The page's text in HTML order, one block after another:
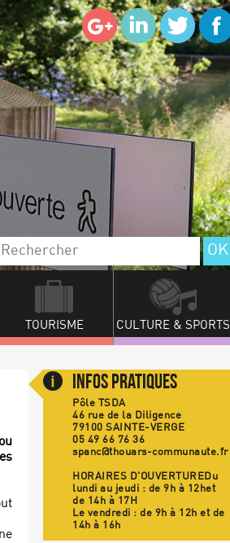
TOURISME CULTURE & SPORTS
Infos Pratiques
Pôle TSDA
46 rue de la Diligence
79100 SAINTE-VERGE
05 49 66 76 36
spanc@thouars-communaute.fr
HORAIRES D'OUVERTUREDu
lundi au jeudi : de 9h à 12het
de 14h à 17H
Le vendredi : de 9h à 12h et de
14h à 16h